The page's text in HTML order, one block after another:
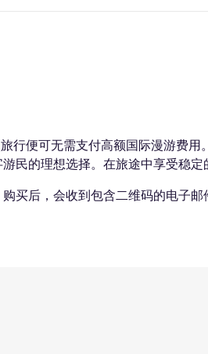
行便可无需支付高额国际漫游费
民的理想选择。在旅途中享受稳定
买后，会收到包含二维码的电子